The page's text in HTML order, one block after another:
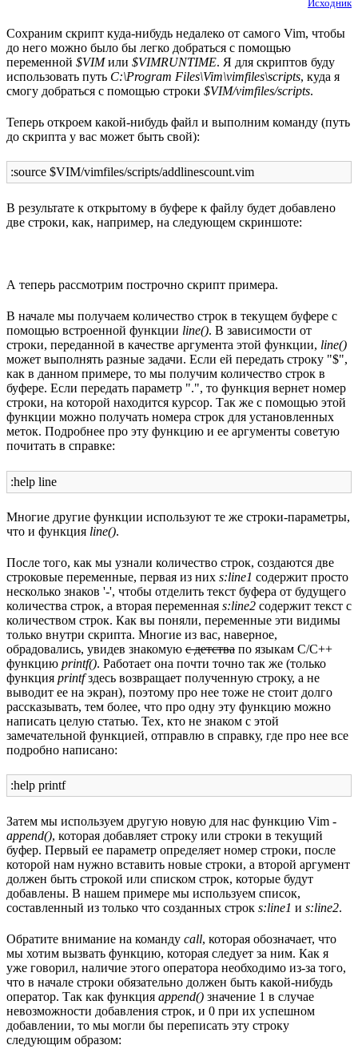
Исходник
Сохраним скрипт куда-нибудь недалеко от самого Vim, чтобы
до него можно было бы легко добраться с помощью
переменной $VIMили $VIMRUNTIME. Я для скриптов буду
использовать путь C:\Program Files\Vim\vimfiles\scripts, куда я
смогу добраться с помощью строки $VIM/vimfiles/scripts.
Теперь откроем какой-нибудь файл и выполним команду (путь
до скрипта у вас может быть свой):
:source $VIM/vimfiles/scripts/addlinescount.vim
В результате к открытому в буфере к файлу будет добавлено
две строки, как, например, на следующем скриншоте:
А теперь рассмотрим построчно скрипт примера.
В начале мы получаем количество строк в текущем буфере с
помощью встроенной функции line(). В зависимости от
строки, переданной в качестве аргумента этой функции, line()
может выполнять разные задачи. Если ей передать строку "$",
как в данном примере, то мы получим количество строк в
буфере. Если передать параметр ".", то функция вернет номер
строки, на которой находится курсор. Так же с помощью этой
функции можно получать номера строк для установленных
меток. Подробнее про эту функцию и ее аргументы советую
почитать в справке:
:help line
Многие другие функции используют те же строки-параметры,
что и функция line().
После того, как мы узнали количество строк, создаются две
строковые переменные, первая из них s:line1 содержит просто
несколько знаков '-', чтобы отделить текст буфера от будущего
количества строк, а вторая переменная s:line2 содержит текст с
количеством строк. Как вы поняли, переменные эти видимы
только внутри скрипта. Многие из вас, наверное,
обрадовались, увидев знакомую с детства по языкам C/C++
функцию printf(). Работает она почти точно так же (только
функция printfздесь возвращает полученную строку, а не
выводит ее на экран), поэтому про нее тоже не стоит долго
рассказывать, тем более, что про одну эту функцию можно
написать целую статью. Тех, кто не знаком с этой
замечательной функцией, отправлю в справку, где про нее все
подробно написано:
:help printf
Затем мы используем другую новую для нас функцию Vim -
append(), которая добавляет строку или строки в текущий
буфер. Первый ее параметр определяет номер строки, после
которой нам нужно вставить новые строки, а второй аргумент
должен быть строкой или списком строк, которые будут
добавлены. В нашем примере мы используем список,
составленный из только что созданных строк s:line1 и s:line2.
Обратите внимание на команду call, которая обозначает, что
мы хотим вызвать функцию, которая следует за ним. Как я
уже говорил, наличие этого оператора необходимо из-за того,
что в начале строки обязательно должен быть какой-нибудь
оператор. Так как функция append() значение 1 в случае
невозможности добавления строк, и 0 при их успешном
добавлении, то мы могли бы переписать эту строку
следующим образом: